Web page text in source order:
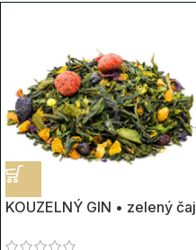
KOUZELNÝ GIN • zelený čaj